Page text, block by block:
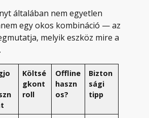
általában nem egyetlen
egy okos kombináció — az
melyik eszköz mire a
Költsé
gkont
roll
Offline
haszn
os?
Bizton
sági
tipp